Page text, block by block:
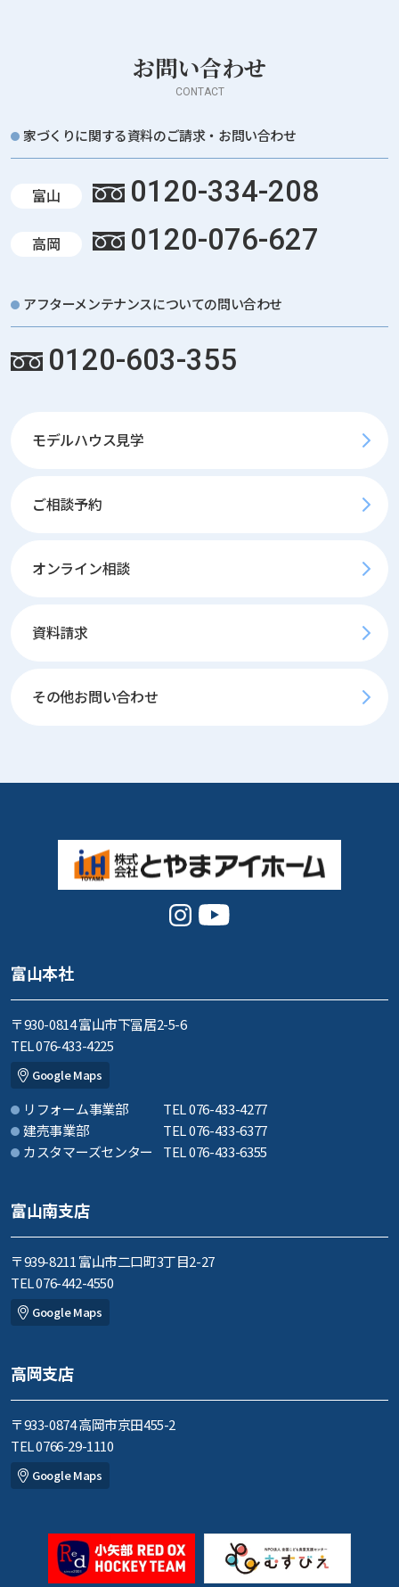
お問い合わせ
CONTACT
家づくりに関する資料のご請求・お問い合わせ
富山 0120-334-208
高岡 0120-076-627
アフターメンテナンスについての問い合わせ
0120-603-355
モデルハウス見学
ご相談予約
オンライン相談
資料請求
その他お問い合わせ
富山本社
〒930-0814 富山市下冨居2-5-6
TEL 076-433-4225
Google Maps
リフォーム事業部
TEL 076-433-4277
建売事業部
TEL 076-433-6377
カスタマーズセンター
TEL 076-433-6355
富山南支店
〒939-8211 富山市二口町3丁目2-27
TEL 076-442-4550
Google Maps
高岡支店
〒933-0874 高岡市京田455-2
TEL 0766-29-1110
Google Maps